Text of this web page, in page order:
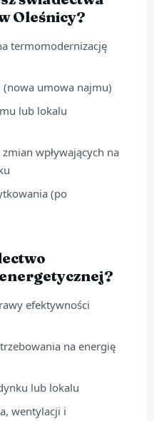
Oleśnicy?
termomodernizację
umowa najmu)
lub lokalu
wpływających na
(po
efektywności
na energię
lub lokalu
wentylacji i